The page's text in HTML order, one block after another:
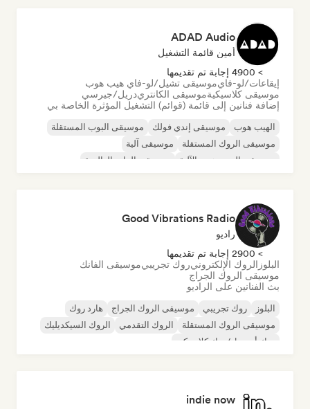
ADAD Audio
أمين قائمة التشغيل
> 4900 إجابة تم تقديمها
إيقاعات/لو-فايموسيقى تشيل/لو-فاي هيب هوب
موسيقى كلاسيكيةموسيقى الكانتريدريل/جيرسي
إضافة فنانين إلى قائمة (قوائم) التشغيل المؤثرة الخاصة بي
الهيب هوب موسيقى إندي فولك
موسيقى البوب المستقلة
موسيقى الروك المستقلة
موسيقى آلية
موسيقى الهيب هوب الآلية
موسيقى الراب العالمية
Good Vibrations Radio
راديو
> 2900 إجابة تم تقديمها
البلوز الروك الإلكترونيروك تجريبيموسيقى الفانك
موسيقى الروك الجراج
بث الفنانين على الراديو
البلوز روك تجريبي موسيقى الروك الجراج
هارد روك
موسيقى الروك المستقلة
الروك التقدمي
الروك السيكديليك
روك أند رول/روك كلاسيكي
indie now